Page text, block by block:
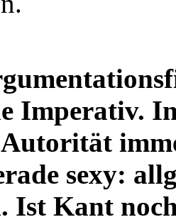
Imperativ.
sexy:
Ist Kant